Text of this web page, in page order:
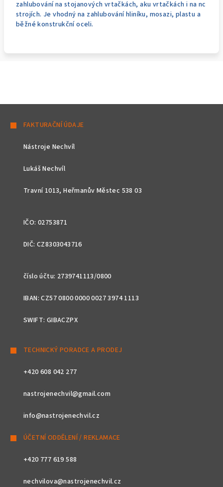
zahlubování na stojanových vrtačkách, aku vrtačkách i na nc
strojích. Je vhodný na zahlubování hliníku, mosazi, plastu a
běžné konstrukční oceli.
FAKTURAČNÍ ÚDAJE
Nástroje Nechvíl
Lukáš Nechvíl
Travní 1013, Heřmanův Městec 538 03
IČO: 02753871
DIČ: CZ8303043716
číslo účtu: 2739741113/0800
IBAN: CZ57 0800 0000 0027 3974 1113
SWIFT: GIBACZPX
TECHNICKÝ PORADCE A PRODEJ
+420 608 042 277
nastrojenechvil@gmail.com
info@nastrojenechvil.cz
ÚČETNÍ ODDĚLENÍ / REKLAMACE
+420 777 619 588
nechvilova@nastrojenechvil.cz